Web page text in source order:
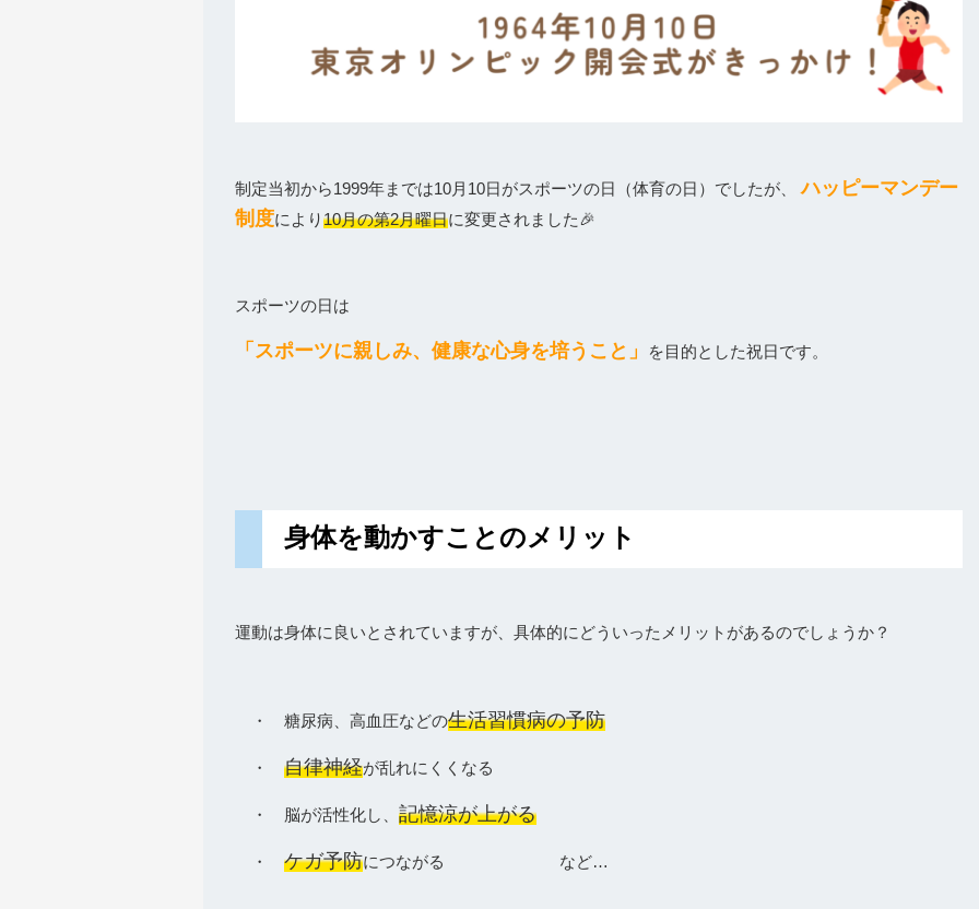
制定当初から1999年までは10月10日がスポーツの日（体育の日）でしたが、ハッピーマンデー
制度により10月の第2月曜日に変更されました🎉
スポーツの日は
「スポーツに親しみ、健康な心身を培うこと」 を目的とした祝日です。
身体を動かすことのメリット
運動は身体に良いとされていますが、具体的にどういったメリットがあるのでしょうか？
・ 糖尿病、高血圧などの生活習慣病の予防
・ 自律神経が乱れにくくなる
・ 脳が活性化し、 記憶涼が上がる
・ ケガ予防につながる など…